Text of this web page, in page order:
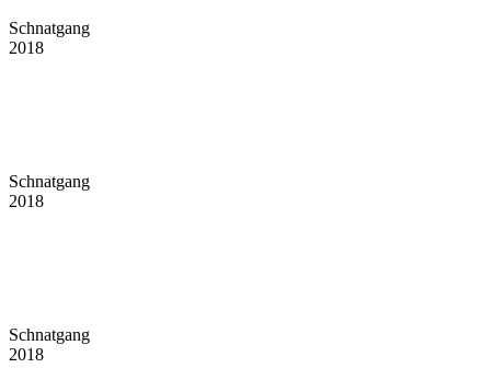
Schnatgang
2018
Schnatgang
2018
Schnatgang
2018